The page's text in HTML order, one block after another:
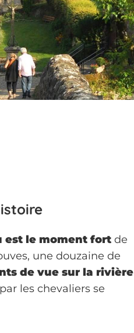
est le moment fort de
une douzaine de
de vue sur la rivière
les chevaliers se